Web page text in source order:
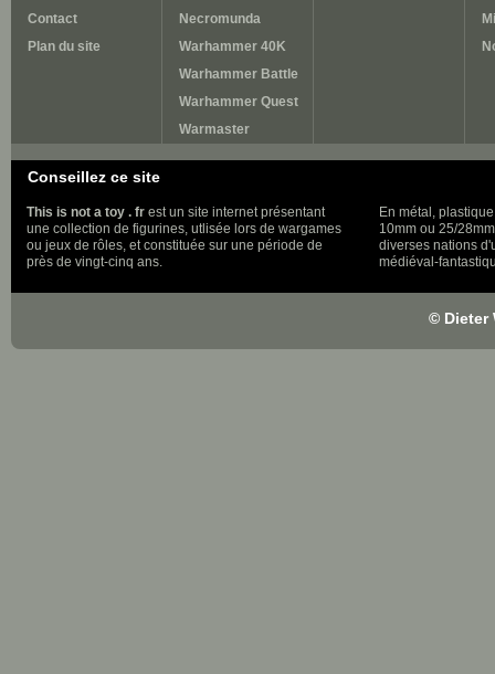
Contact
Plan du site
Necromunda
Warhammer 40K
Warhammer Battle
Warhammer Quest
Warmaster
Conseillez ce site
This is not a toy . fr est un site internet présentant
une collection de figurines, utlisée lors de wargames
ou jeux de rôles, et constituée sur une période de
près de vingt-cinq ans.
En métal,
10mm ou 25/
diverses nations
médiéval-
© Dieter